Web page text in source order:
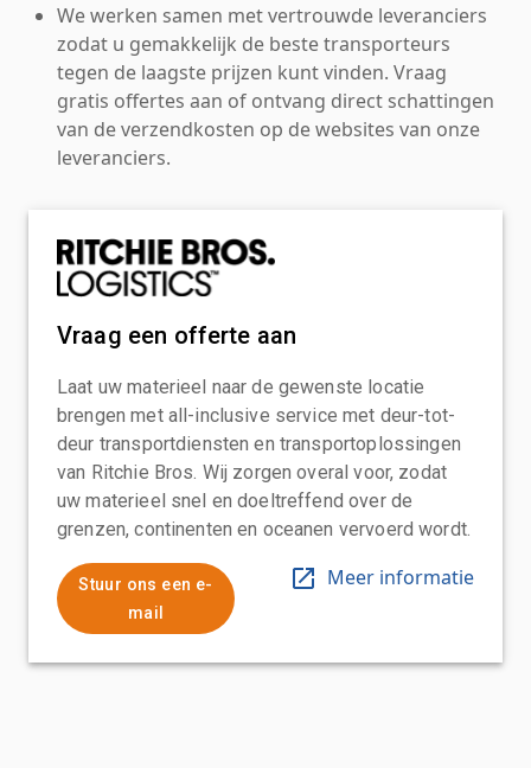
We werken samen met vertrouwde leveranciers
zodat u gemakkelijk de beste transporteurs
tegen de laagste prijzen kunt vinden. Vraag
gratis offertes aan of ontvang direct schattingen
van de verzendkosten op de websites van onze
leveranciers.
Vraag een offerte aan
Laat uw materieel naar de gewenste locatie
brengen met all-inclusive service met deur-tot-
deur transportdiensten en transportoplossingen
van Ritchie Bros. Wij zorgen overal voor, zodat
uw materieel snel en doeltreffend over de
grenzen, continenten en oceanen vervoerd wordt.
Stuur ons een e-
mail
Meer informatie